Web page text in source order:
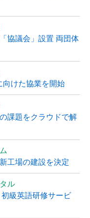
協議会」設置 両団体
向けた協業を開始
課題をクラウドで解
工場の建設を決定
ル
級英語研修サービ